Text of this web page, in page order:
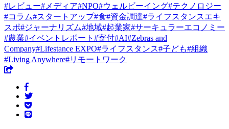
#レビュー# メディア#NPO#ウェルビーイング#テクノロジー
#コラム#スタートアップ#食#資金調達#ライフスタンスエキ
スポ#ジャーナリズム#地域#起業家#サーキュラーエコノミー
#農業#イベントレポート #寄付#AI#Zebras and
Company#Lifestance EXPO#ライフスタンス#子ども#組織
#Living Anywhere#リモートワーク